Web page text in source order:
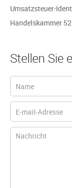
Umsatzsteuer-
Handelskammer
Stellen Sie